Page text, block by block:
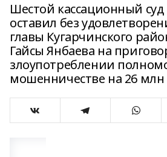
Шестой кассационный
оставил без
главы Кугарчинского
Гайсы Янбаева на
злоупотреблении
мошенничестве на 26 млн